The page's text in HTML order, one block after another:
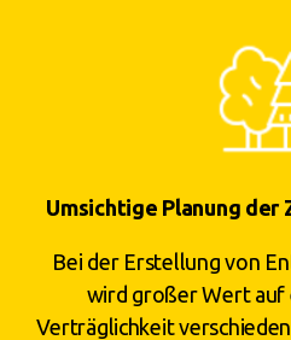
Umsichtige Planung der
Bei der Erstellung von
wird großer Wert auf
Verträglichkeit